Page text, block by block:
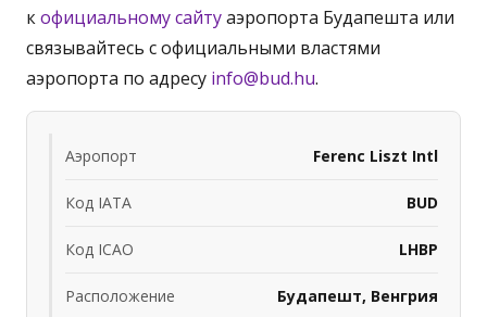
кофициальному сайтуаэропорта Будапешта или
связывайтесь с официальными властями
аэропорта по адресу info@bud.hu.
Аэропорт Ferenc Liszt Intl
Код IATA BUD
Код ICAO LHBP
Расположение Будапешт, Венгрия